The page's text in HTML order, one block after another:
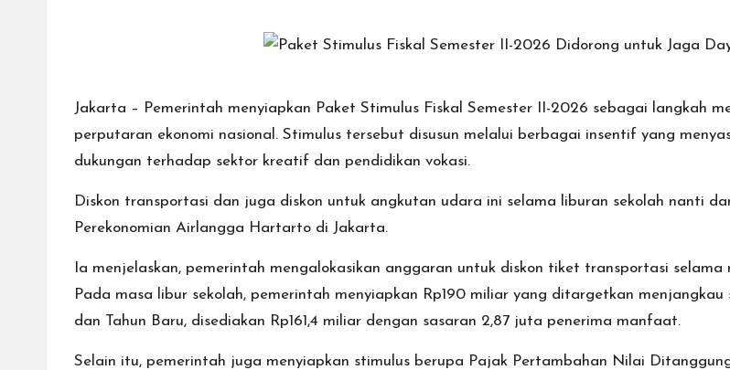
.C
O
Jakarta – Pemerintah menyiapkan Paket Stimulus Fiskal Semester II-2026 sebagai langkah
perputaran ekonomi nasional. Stimulus tersebut disusun melalui berbagai insentif yang
dukungan terhadap sektor kreatif dan pendidikan vokasi.
Diskon transportasi dan juga diskon untuk angkutan udara ini selama liburan sekolah nanti
Perekonomian Airlangga Hartarto di Jakarta.
Ia menjelaskan, pemerintah mengalokasikan anggaran untuk diskon tiket transportasi
Pada masa libur sekolah, pemerintah menyiapkan Rp190 miliar yang ditargetkan
dan Tahun Baru, disediakan Rp161,4 miliar dengan sasaran 2,87 juta penerima manfaat.
Selain itu, pemerintah juga menyiapkan stimulus berupa Pajak Pertambahan Nilai